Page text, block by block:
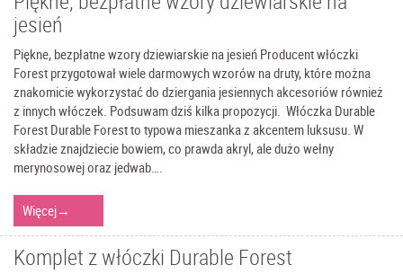
jesień
Piękne, bezpłatne wzory dziewiarskie na jesień Producent włóczki
Forest przygotował wiele darmowych wzorów na druty, które można
znakomicie wykorzystać do dziergania jesiennych akcesoriów również
z innych włóczek. Podsuwam dziś kilka propozycji. Włóczka Durable
Forest Durable Forest to typowa mieszanka z akcentem luksusu. W
składzie znajdziecie bowiem, co prawda akryl, ale dużo wełny
merynosowej oraz jedwab….
Więcej→
Komplet z włóczki Durable Forest